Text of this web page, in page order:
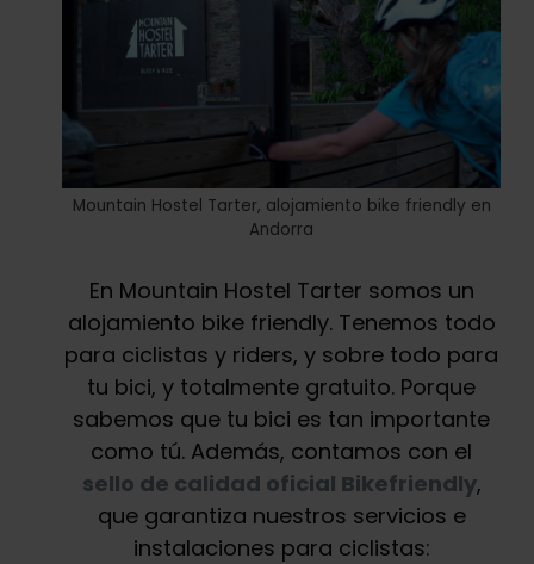
Mountain Hostel Tarter, alojamiento bike friendly en
Andorra
En Mountain Hostel Tarter somos un
alojamiento bike friendly. Tenemos todo
para ciclistas y riders, y sobre todo para
tu bici, y totalmente gratuito. Porque
sabemos que tu bici es tan importante
como tú. Además, contamos con el
sello de calidad oficial Bikefriendly,
que garantiza nuestros servicios e
instalaciones para ciclistas: